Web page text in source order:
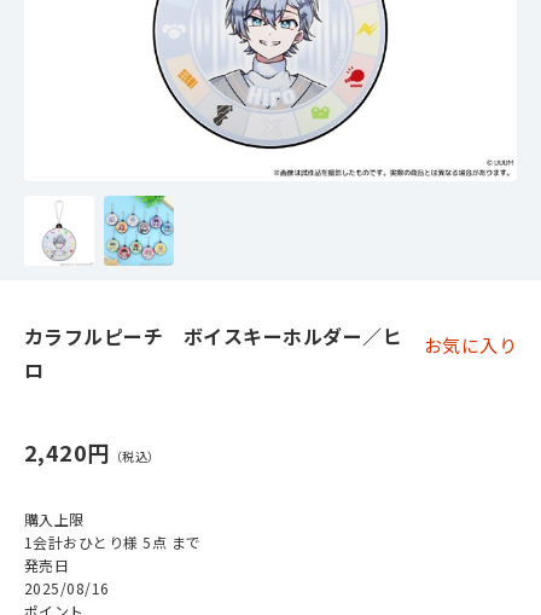
カラフルピーチ ボイスキーホルダー／ヒ
ロ
お気に入り
2,420円
購入上限
1会計おひとり様 5点 まで
発売日
2025/08/16
ポイント